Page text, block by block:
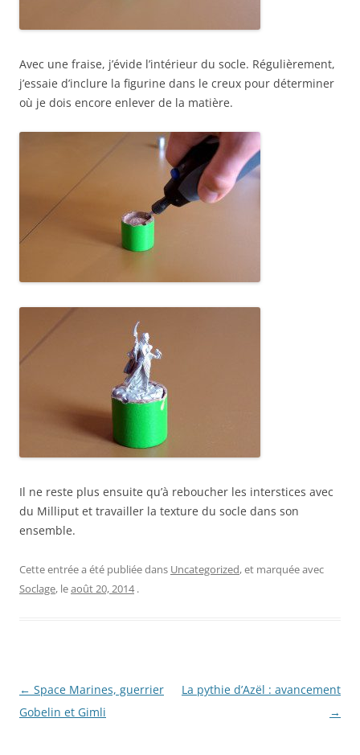
Avec une fraise, j’évide l’intérieur du socle. Régulièrement,
j’essaie d’inclure la figurine dans le creux pour déterminer
où je dois encore enlever de la matière.
Il ne reste plus ensuite qu’à reboucher les interstices avec
du Milliput et travailler la texture du socle dans son
ensemble.
Cette entrée a été publiée dans Uncategorized, et marquée avec
Soclage, leaoût 20, 2014 .
Navigation
des
← Space Marines, guerrier
Gobelin et Gimli
La pythie d’Azël : avancement
→